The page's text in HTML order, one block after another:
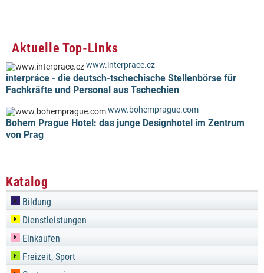
Aktuelle Top-Links
www.interprace.cz
interpráce - die deutsch-tschechische Stellenbörse für
Fachkräfte und Personal aus Tschechien
www.bohemprague.com
Bohem Prague Hotel: das junge Designhotel im Zentrum
von Prag
Katalog
Bildung
Dienstleistungen
Einkaufen
Freizeit, Sport